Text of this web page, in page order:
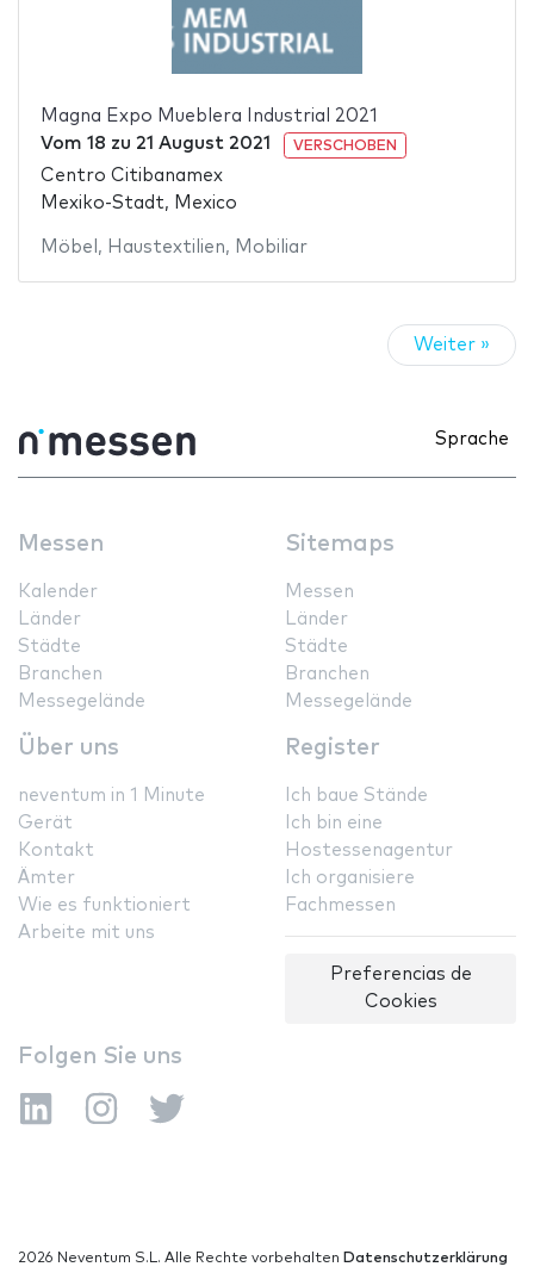
Magna Expo Mueblera Industrial 2021
Vom 18 zu 21 August 2021 VERSCHOBEN
Centro Citibanamex
Mexiko-Stadt, Mexico
Möbel , Haustextilien, Mobiliar
Weiter »
Sprache
Messen
Kalender
Länder
Städte
Branchen
Messegelände
Sitemaps
Messen
Länder
Städte
Branchen
Messegelände
Über uns
neventum in 1 Minute
Gerät
Kontakt
Ämter
Wie es funktioniert
Arbeite mit uns
Register
Ich baue Stände
Ich bin eine
Hostessenagentur
Ich organisiere
Fachmessen
Preferencias de
Cookies
Folgen Sie uns
2026 Neventum S.L. Alle Rechte vorbehalten Datenschutzerklärung